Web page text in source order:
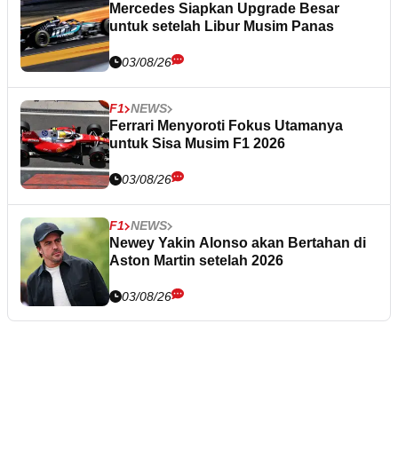
Mercedes Siapkan Upgrade Besar
untuk setelah Libur Musim Panas
03/08/26
F1 NEWS
Ferrari Menyoroti Fokus Utamanya
untuk Sisa Musim F1 2026
03/08/26
F1 NEWS
Newey Yakin Alonso akan Bertahan di
Aston Martin setelah 2026
03/08/26